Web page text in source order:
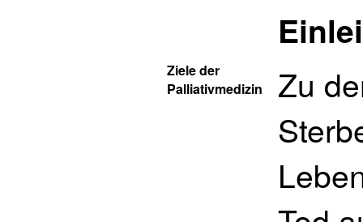
Ziele der
Palliativmedizin
Zu